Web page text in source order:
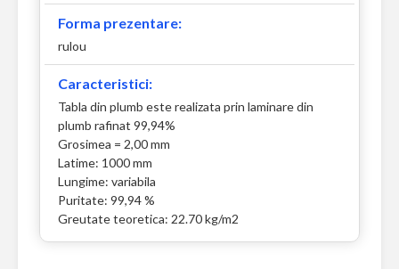
Forma prezentare:
rulou
Caracteristici:
Tabla din plumb este realizata prin laminare din
plumb rafinat 99,94%
Grosimea = 2,00 mm
Latime: 1000 mm
Lungime: variabila
Puritate: 99,94 %
Greutate teoretica: 22.70 kg/m2